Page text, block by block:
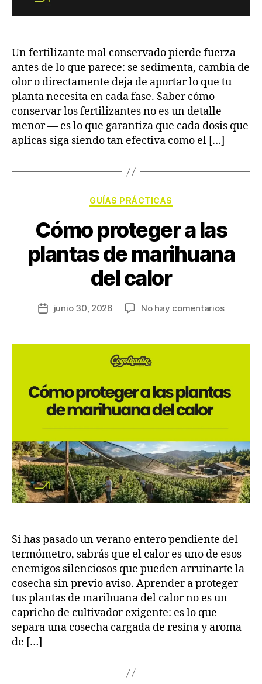
Un fertilizante mal conservado pierde fuerza
antes de lo que parece: se sedimenta, cambia de
olor o directamente deja de aportar lo que tu
planta necesita en cada fase. Saber cómo
conservar los fertilizantes no es un detalle
menor — es lo que garantiza que cada dosis que
aplicas siga siendo tan efectiva como el […]
GUÍAS PRÁCTICAS
Cómo proteger a las
plantas de marihuana
del calor
junio 30, 2026 No hay comentarios
Si has pasado un verano entero pendiente del
termómetro, sabrás que el calor es uno de esos
enemigos silenciosos que pueden arruinarte la
cosecha sin previo aviso. Aprender a proteger
tus plantas de marihuana del calor no es un
capricho de cultivador exigente: es lo que
separa una cosecha cargada de resina y aroma
de […]